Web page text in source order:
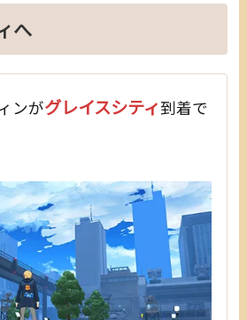
へ
ンがグレイスシティ到着で